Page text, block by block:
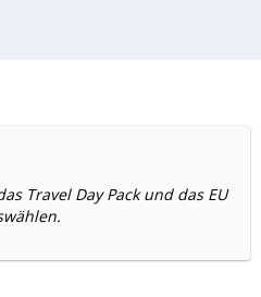
Travel Day Pack und das EU